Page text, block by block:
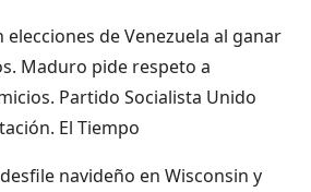
de Venezuela al ganar
Maduro pide respeto a
Partido Socialista Unido
El Tiempo
navideño en Wisconsin y